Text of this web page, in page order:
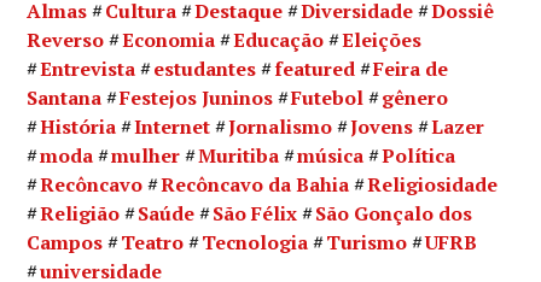
Almas
Cultura Destaque Diversidade
Dossiê
Reverso
Economia Educação
Eleições
Entrevista
estudantes featured
Feira de
Santana
Festejos Juninos Futebol
gênero
História
Internet Jornalismo Jovens
Lazer
moda
mulher Muritiba música
Política
Recôncavo
Recôncavo da Bahia
Religiosidade
Religião
Saúde São Félix
São Gonçalo dos
Campos
Teatro Tecnologia Turismo
UFRB
universidade